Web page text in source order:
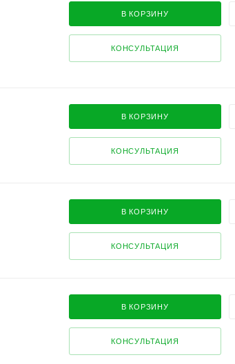
В КОРЗИНУ
КОНСУЛЬТАЦИЯ
В КОРЗИНУ
КОНСУЛЬТАЦИЯ
В КОРЗИНУ
КОНСУЛЬТАЦИЯ
В КОРЗИНУ
КОНСУЛЬТАЦИЯ